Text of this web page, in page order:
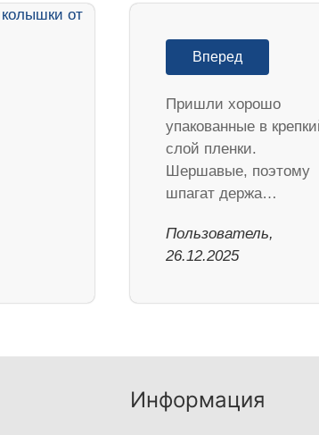
Вперед
Пришли хорошо
упакованные в
слой пленки.
Шершавые, поэтому
шпагат держа…
Пользователь,
26.12.2025
Информация